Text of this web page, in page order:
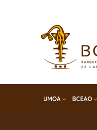
UMOA BCEAO